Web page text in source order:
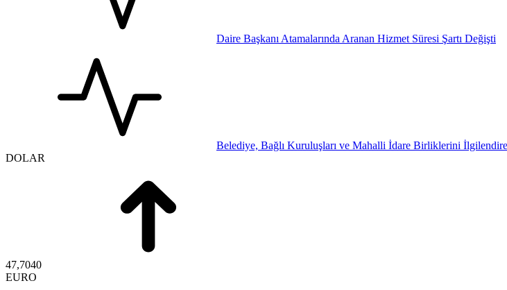
Daire Başkanı Atamalarında Aranan Hizmet Süresi Şartı Değişti
Belediye, Bağlı Kuruluşları ve Mahalli İdare Birliklerini
DOLAR
47,7040
EURO